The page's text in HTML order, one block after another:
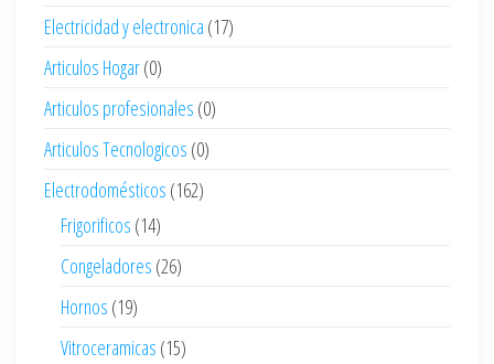
Electricidad y electronica (17)
Articulos Hogar(0)
Articulos profesionales (0)
Articulos Tecnologicos (0)
Electrodomésticos (162)
Frigorificos (14)
Congeladores (26)
Hornos (19)
Vitroceramicas (15)